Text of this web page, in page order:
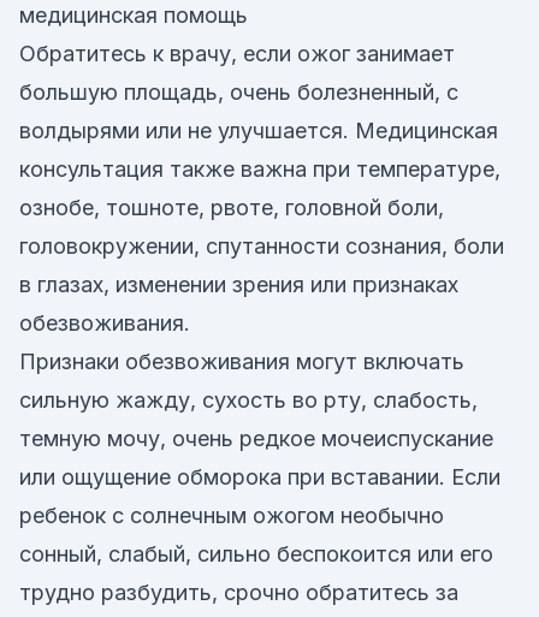
медицинская помощь
Обратитесь к врачу, если ожог занимает
большую площадь, очень болезненный, с
волдырями или не улучшается. Медицинская
консультация также важна при температуре,
ознобе, тошноте, рвоте, головной боли,
головокружении, спутанности сознания, боли
в глазах, изменении зрения или признаках
обезвоживания.
Признаки обезвоживания могут включать
сильную жажду, сухость во рту, слабость,
темную мочу, очень редкое мочеиспускание
или ощущение обморока при вставании. Если
ребенок с солнечным ожогом необычно
сонный, слабый, сильно беспокоится или его
трудно разбудить, срочно обратитесь за